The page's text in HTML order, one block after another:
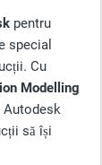
pentru
special
Cu
Modelling
Autodesk
să își